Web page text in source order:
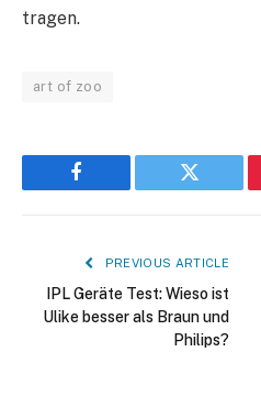
tragen.
art of zoo
Facebook Twitter
PREVIOUS ARTICLE
IPL Geräte Test: Wieso ist
Ulike besser als Braun und
Philips?